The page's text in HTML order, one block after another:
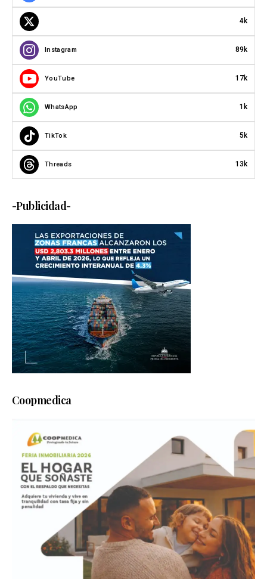
4k
Instagram 89k
YouTube 17k
WhatsApp 1k
TikTok 5k
Threads 13k
-Publicidad-
Coopmedica